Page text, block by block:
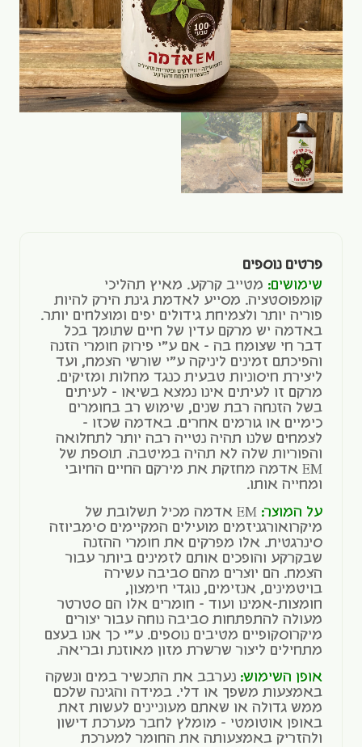
פרטים נוספים
שימושים: מטייב קרקע. מאיץ תהליכי
קומפוסטציה. מסייע לאדמת גינת הירק להיות
פוריה יותר ולצמיחת גידולים יפים ומוצלחים יותר.
באדמה יש מרקם עדין של חיים שתומך בכל
דבר חי שצומח בה – אם ע"י פירוק חומרי הזנה
והפיכתם זמינים ליניקה ע"י שורשי הצמח, ועד
ליצירת חיסוניות טבעית כנגד מחלות ומזיקים.
מרקם זו לעיתים אינו נמצא בשיאו – לעיתים
בשל הזנחה רבת שנים, שימוש רב בחומרים
כימיים או גורמים אחרים. באדמה שכזו –
לצמחים שלנו תהיה נטייה רבה יותר לתחלואה
והפוריות שלה לא תהיה במיטבה. תוספת של
EM אדמה מחזקת את מירקם החיים החיובי
ומחייה אותו.
על המוצר:
EM אדמה מכיל תשלובת של
מיקרואורגניזמים מועילים המקיימים סימביוזה
סינרגטית. אלו מפרקים את חומרי ההזנה
שבקרקע והופכים אותם לזמינים ביותר עבור
הצמח. הם יוצרים מהם סביבה עשירה
בויטמינים, אנזימים, נוגדי חימצון,
חומצות-אמינו ועוד – חומרים אלו הם סטרטר
מעולה להתפתחות סביבה נוחה עבור יצורים
מיקרוסקופיים מטיבים נוספים. ע"י כך אנו בעצם
מתחילים ליצור שרשרת מזון מאוזנת ובריאה.
אופן השימוש: נערבב את התכשיר במים ונשקה
באמצעות משפך או דלי. במידה והגינה שלכם
ממש גדולה או שאתם מעוניינים לעשות זאת
באופן אוטומטי – מומלץ לחבר מערכת דישון
ולהזריק באמצעותה את החומר למערכת